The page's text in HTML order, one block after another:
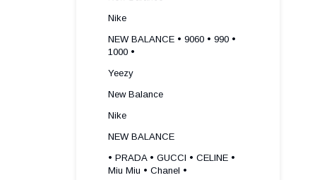
Nike
NEW BALANCE • 9060 • 990 •
1000 •
Yeezy
New Balance
Nike
NEW BALANCE
• PRADA • GUCCI • CELINE •
Miu Miu • Chanel •